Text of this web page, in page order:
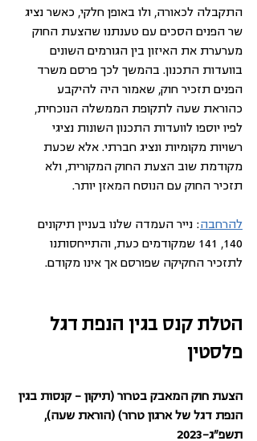
התקבלה לכאורה, ולו באופן חלקי, כאשר נציג
שר הפנים הסכים עם טענתנו שהצעת החוק
מערערת את האיזון בין הגורמים השונים
בוועדות התכנון. בהמשך לכך פרסם משרד
הפנים תזכיר חוק, שאמור היה להיקבע
כהוראת שעה לתקופת הממשלה הנוכחית,
לפיו יוספו לוועדות התכנון השונות נציגי
רשויות מקומיות ונציג חברתי. אלא שכעת
מקודמת שוב הצעת החוק המקורית, ולא
תזכיר החוק עם הנוסח המאזן יותר.
להרחבה: נייר העמדה שלנו בעניין תיקונים
140, 141 שמקודמים כעת, והתייחסותנו
לתזכיר החקיקה שפורסם אך אינו מקודם.
הטלת קנס בגין הנפת דגל
פלסטין
הצעת חוק המאבק בטרור (תיקון - קנסות בגין
הנפת דגל של ארגון טרור) (הוראת שעה),
תשפ"ג-2023